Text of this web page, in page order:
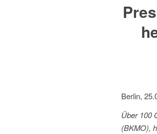
Berlin,
Über 100
(BKMO),